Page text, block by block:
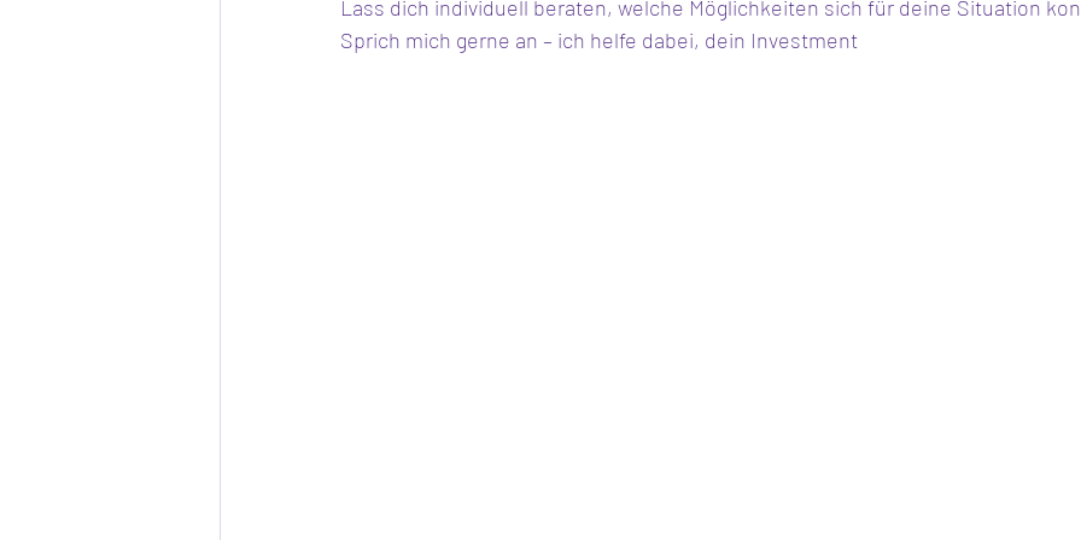
Lass dich individuell beraten, welche Möglichkeiten sich für deine Situation
Sprich mich gerne an – ich helfe dabei, dein Investment